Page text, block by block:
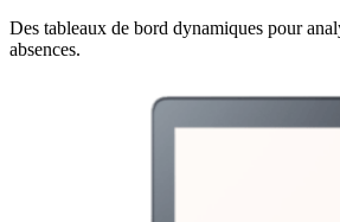
Des tableaux de bord dynamiques pour
absences.